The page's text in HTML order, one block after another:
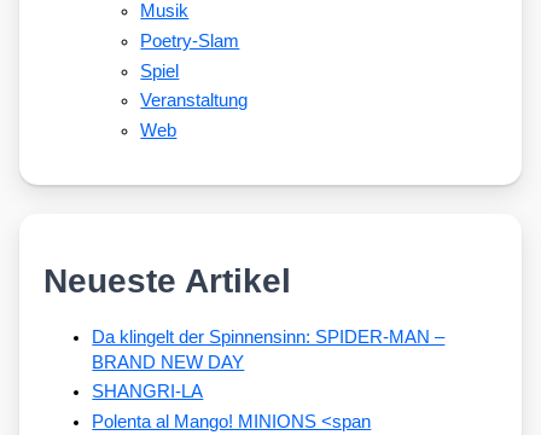
Musik
Poetry-Slam
Spiel
Veranstaltung
Web
Neueste Artikel
Da klingelt der Spinnensinn: SPIDER-MAN –
BRAND NEW DAY
SHANGRI-LA
Polenta al Mango! MINIONS <span